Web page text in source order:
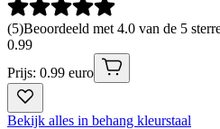
(5)Beoordeeld met 4.0 van de 5
0.99
Prijs: 0.99 euro
Bekijk alles in behang kleurstaal